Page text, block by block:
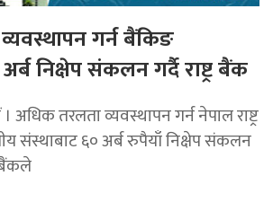
गर्न बैंकिङ
निक्षेप संकलन गर्दै राष्ट्र बैंक
अधिक तरलता व्यवस्थापन गर्न नेपाल राष्ट्र
संस्थाबाट ६० अर्ब रुपैयाँ निक्षेप संकलन
बैंकले